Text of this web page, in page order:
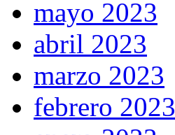
mayo 2023
abril 2023
marzo 2023
febrero 2023